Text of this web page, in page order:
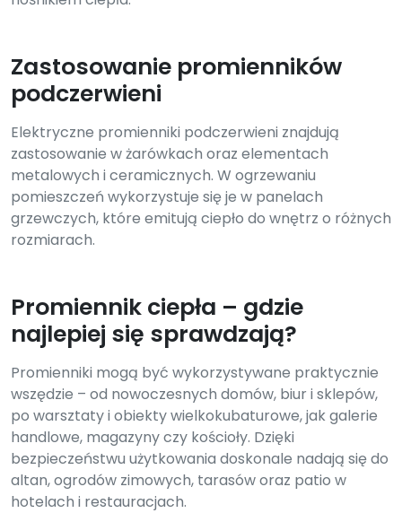
Zastosowanie promienników
podczerwieni
Elektryczne promienniki podczerwieni znajdują
zastosowanie w żarówkach oraz elementach
metalowych i ceramicznych. W ogrzewaniu
pomieszczeń wykorzystuje się je w panelach
grzewczych, które emitują ciepło do wnętrz o różnych
rozmiarach.
Promiennik ciepła – gdzie
najlepiej się sprawdzają?
Promienniki mogą być wykorzystywane praktycznie
wszędzie – od nowoczesnych domów, biur i sklepów,
po warsztaty i obiekty wielkokubaturowe, jak galerie
handlowe, magazyny czy kościoły. Dzięki
bezpieczeństwu użytkowania doskonale nadają się do
altan, ogrodów zimowych, tarasów oraz patio w
hotelach i restauracjach.